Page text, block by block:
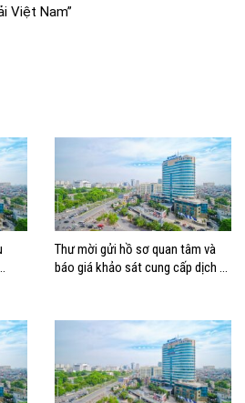
Việt Nam”
Thư mời gửi hồ sơ quan tâm và
báo giá khảo sát cung cấp dịch vụ
2026 – 2030, tầm nhìn 2035